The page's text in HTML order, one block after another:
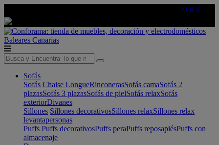
AQUÍ
Baleares Canarias
Sofás
Sofás Chaise LongueRinconerasSofás camaSofás 2
plazasSofás 3 plazasSofás de pielSofás relaxSofás
exteriorDivanes
Sillones Sillones decorativosSillones relaxSillones relax
levantapersonas
Puffs Puffs decorativosPuffs peraPuffs reposapiésPuffs con
almacenaje